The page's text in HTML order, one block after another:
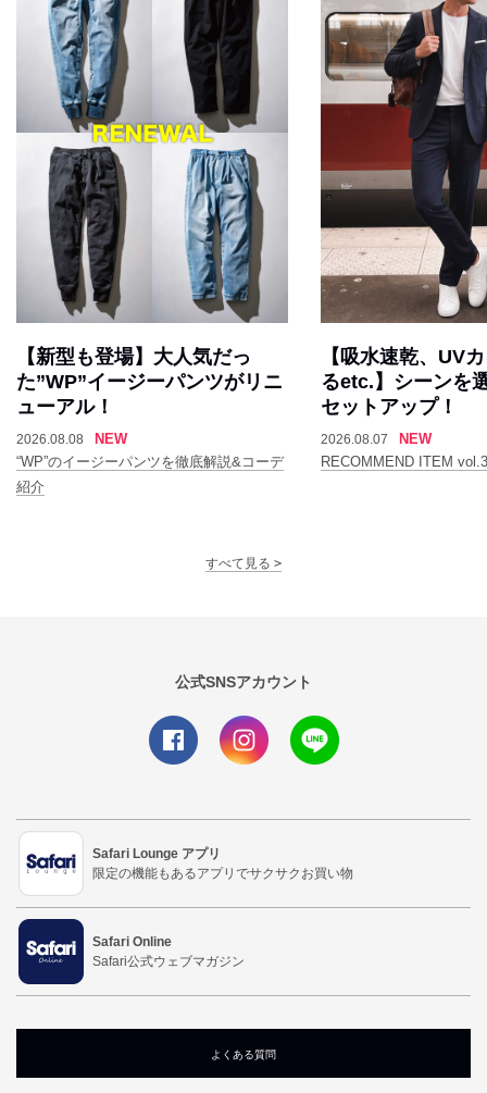
【新型も登場】大人気だっ
た”WP”イージーパンツがリニ
ューアル！
2026.08.08
NEW
“WP”のイージーパンツを徹底解説&コーデ
紹介
【吸水速乾、UV
るetc.】シーンを
セットアップ！
2026.08.07
NEW
RECOMMEND ITEM
すべて見る
公式SNSアカウント
Safari Lounge アプリ
限定の機能もあるアプリでサクサクお買い物
Safari Online
Safari公式ウェブマガジン
よくある質問